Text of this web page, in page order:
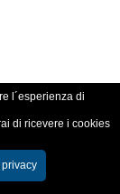
l´esperienza di
di ricevere i cookies